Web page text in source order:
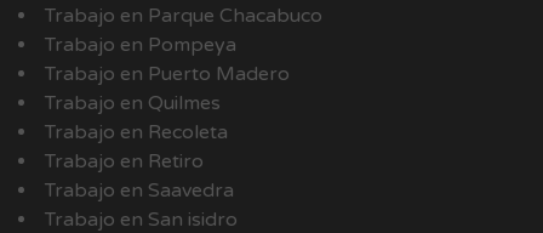
Trabajo en Parque Chacabuco
Trabajo en Pompeya
Trabajo en Puerto Madero
Trabajo en Quilmes
Trabajo en Recoleta
Trabajo en Retiro
Trabajo en Saavedra
Trabajo en San isidro